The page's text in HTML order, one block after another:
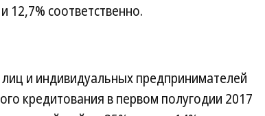
12,7% соответственно.
и индивидуальных предпринимателей
кредитования в первом полугодии 2017